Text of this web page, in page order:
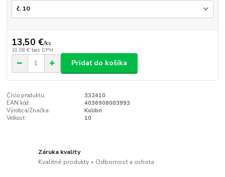
13,50 €/ks
10,98 € bez DPH
Pridať do košíka
Číslo produktu:
332410
EAN kód:
4036908003993
Výrobca/Značka:
Kolibri
Veľkosť:
10
Záruka kvality
Kvalitné produkty + Odbornosť a ochota